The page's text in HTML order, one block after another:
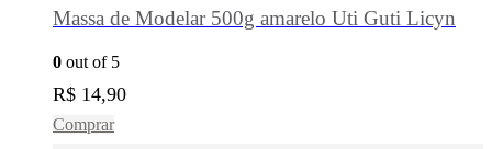
Massa de Modelar 500g amarelo Uti Guti Licyn
0 out of 5
R$ 14,90
Comprar